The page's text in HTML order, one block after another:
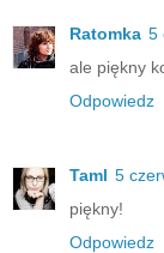
Ratomka 5
ale piękny
Odpowiedz
Taml 5
piękny!
Odpowiedz